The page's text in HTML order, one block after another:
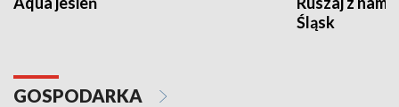
Śląsk
GOSPODARKA